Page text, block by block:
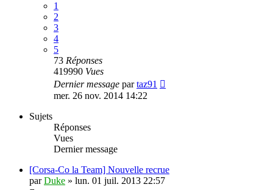
1
2
3
4
5
73 Réponses
419990 Vues
Dernier message partaz91
mer. 26 nov. 2014 14:22
Sujets
Réponses
Vues
Dernier message
[Corsa-Co la Team] Nouvelle recrue
parDuke » lun. 01 juil. 2013 22:57